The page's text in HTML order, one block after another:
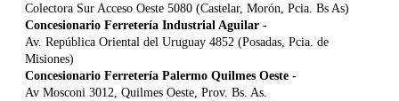
Colectora Sur Acceso Oeste 5080 (Castelar, Morón, Pcia. Bs As)
Concesionario Ferretería Industrial Aguilar -
Av. República Oriental del Uruguay 4852 (Posadas, Pcia. de
Misiones)
Concesionario Ferretería Palermo Quilmes Oeste -
Av Mosconi 3012, Quilmes Oeste, Prov. Bs. As.